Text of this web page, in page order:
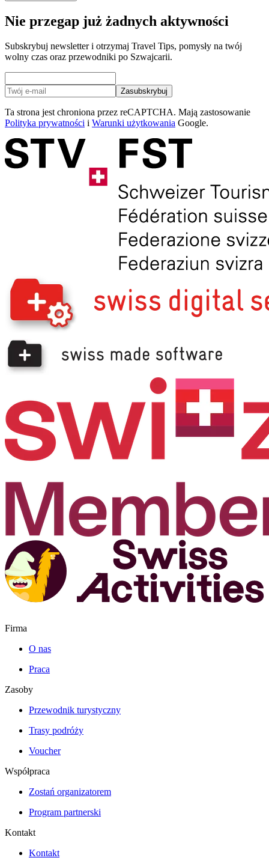
Nie przegap już żadnych aktywności
Subskrybuj newsletter i otrzymaj Travel Tips, pomysły na twój
wolny czas oraz przewodniki po Szwajcarii.
Zasubskrybuj
Ta strona jest chroniona przez reCAPTCHA. Mają zastosowanie
Polityka prywatności i Warunki użytkowania Google.
Firma
O nas
Praca
Zasoby
Przewodnik turystyczny
Trasy podróży
Voucher
Współpraca
Zostań organizatorem
Program partnerski
Kontakt
Kontakt